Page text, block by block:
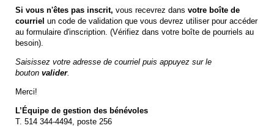
Si vous n'êtes pas inscrit, vous recevrez dans votre boîte de
courriel un code de validation que vous devrez utiliser pour accéder
au formulaire d'inscription. (Vérifiez dans votre boîte de pourriels au
besoin).
Saisissez votre adresse de courriel puis appuyez sur le
bouton valider.
Merci!
L’Équipe de gestion des bénévoles
T. 514 344-4494, poste 256